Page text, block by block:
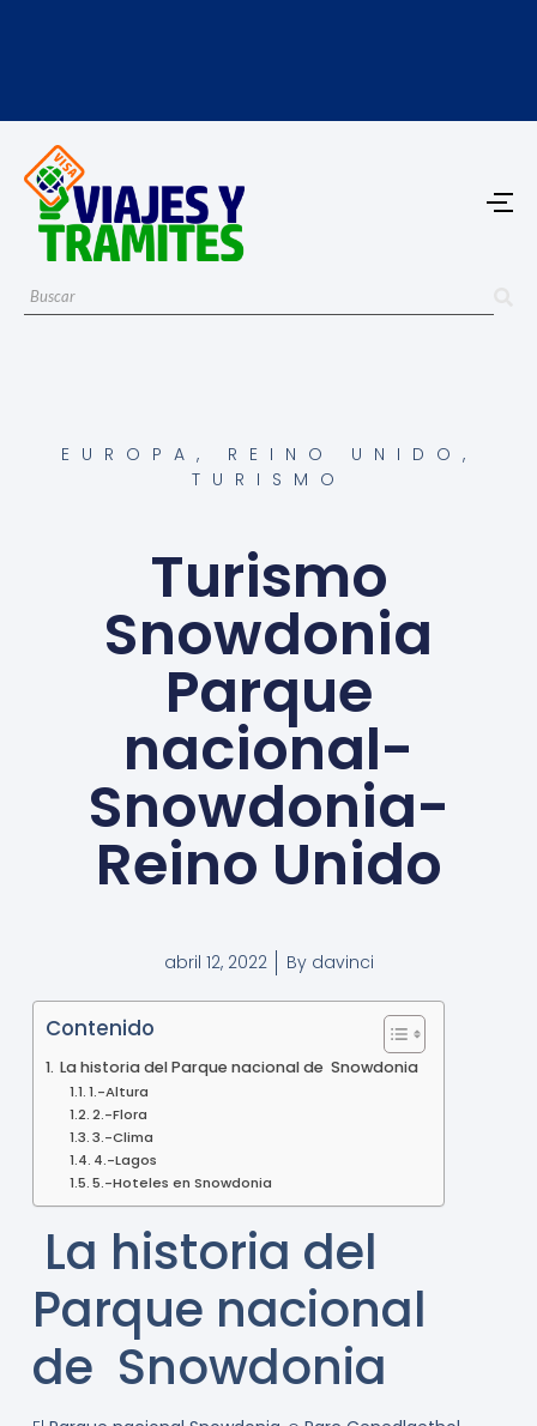
EUROPA , REINO UNIDO ,
TURISMO
Turismo
Snowdonia
Parque
nacional-
Snowdonia-
Reino Unido
abril 12, 2022 Bydavinci
Contenido
La historia del Parque nacional de Snowdonia
1.-Altura
2.-Flora
3.-Clima
4.-Lagos
5.-Hoteles en Snowdonia
La historia del
Parque nacional
de Snowdonia